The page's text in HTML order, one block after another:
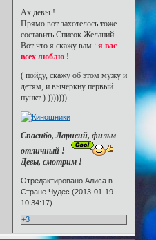
Ах девы !
Прямо вот захотелось тоже
составить Список Желаний ...
Вот что я скажу вам :я вас
всех люблю !
( пойду, скажу об этом мужу и
детям, и вычеркну первый
пункт ) )))))))
Спасибо, Ларисий, фильм
отличный !
Девы, смотрим !
Отредактировано Алиса в
Стране Чудес (2013-01-19
10:34:17)
+3